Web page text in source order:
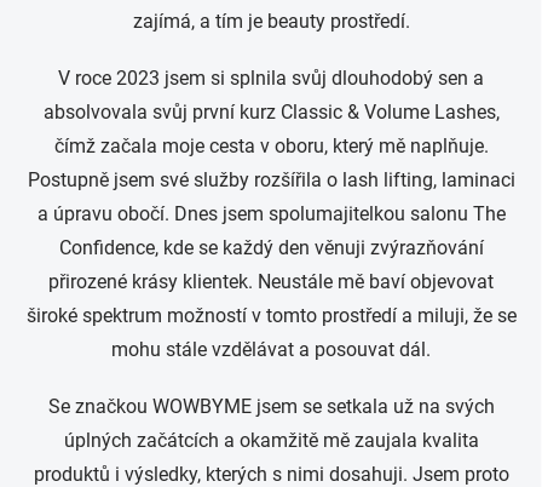
zajímá, a tím je beauty prostředí.
V roce 2023 jsem si splnila svůj dlouhodobý sen a
absolvovala svůj první kurz Classic & Volume Lashes,
čímž začala moje cesta v oboru, který mě naplňuje.
Postupně jsem své služby rozšířila o lash lifting, laminaci
a úpravu obočí. Dnes jsem spolumajitelkou salonu The
Confidence, kde se každý den věnuji zvýrazňování
přirozené krásy klientek. Neustále mě baví objevovat
široké spektrum možností v tomto prostředí a miluji, že se
mohu stále vzdělávat a posouvat dál.
Se značkou WOWBYME jsem se setkala už na svých
úplných začátcích a okamžitě mě zaujala kvalita
produktů i výsledky, kterých s nimi dosahuji. Jsem proto